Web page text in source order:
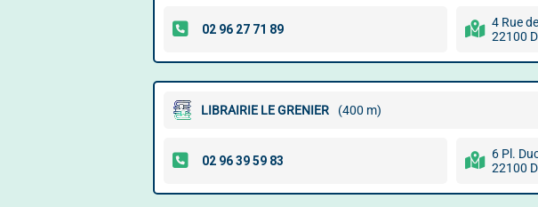
4 Rue
22100
LIBRAIRIE LE GRENIER (400 m)
6 Pl.
22100